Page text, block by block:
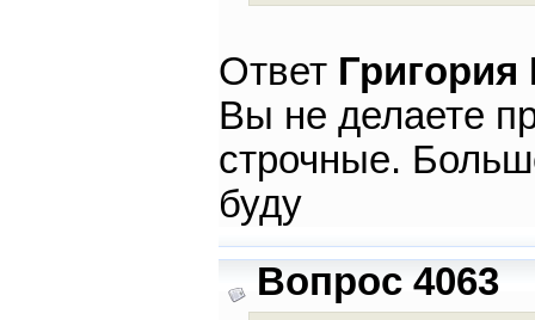
Ответ
Вы не делаете
строчные.
буду
Вопрос 4063